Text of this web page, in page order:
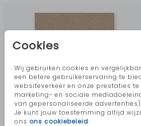
Cookies
Wij gebruiken cookies en
een betere gebruikerservaring te
websiteverkeer en onze prestaties
marketing- en sociale
van gepersonaliseerde
Je kunt jouw toestemming altijd
ons ons cookiebeleid.